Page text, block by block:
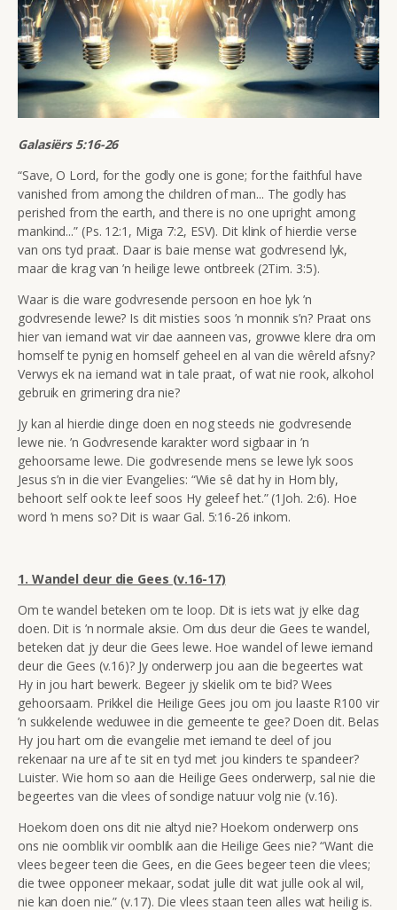
Galasiërs 5:16-26
“Save, O Lord, for the godly one is gone; for the faithful have
vanished from among the children of man... The godly has
perished from the earth, and there is no one upright among
mankind...” (Ps. 12:1, Miga 7:2, ESV). Dit klink of hierdie verse
van ons tyd praat. Daar is baie mense wat godvresend lyk,
maar die krag van ’n heilige lewe ontbreek (2Tim. 3:5).
Waar is die ware godvresende persoon en hoe lyk ’n
godvresende lewe? Is dit misties soos ’n monnik s’n? Praat ons
hier van iemand wat vir dae aanneen vas, growwe klere dra om
homself te pynig en homself geheel en al van die wêreld afsny?
Verwys ek na iemand wat in tale praat, of wat nie rook, alkohol
gebruik en grimering dra nie?
Jy kan al hierdie dinge doen en nog steeds nie godvresende
lewe nie. ’n Godvresende karakter word sigbaar in ’n
gehoorsame lewe. Die godvresende mens se lewe lyk soos
Jesus s’n in die vier Evangelies: “Wie sê dat hy in Hom bly,
behoort self ook te leef soos Hy geleef het.”(1Joh. 2:6). Hoe
word ’n mens so? Dit is waar Gal. 5:16-26 inkom.
1. Wandel deur die Gees (v.16-17)
Om te wandel beteken om te loop. Dit is iets wat jy elke dag
doen. Dit is ’n normale aksie. Om dus deur die Gees te wandel,
beteken dat jy deur die Gees lewe. Hoe wandel of lewe iemand
deur die Gees (v.16)? Jy onderwerp jou aan die begeertes wat
Hy in jou hart bewerk. Begeer jy skielik om te bid? Wees
gehoorsaam. Prikkel die Heilige Gees jou om jou laaste R100 vir
’n sukkelende weduwee in die gemeente te gee? Doen dit. Belas
Hy jou hart om die evangelie met iemand te deel of jou
rekenaar na ure af te sit en tyd met jou kinders te spandeer?
Luister. Wie hom so aan die Heilige Gees onderwerp, sal nie die
begeertes van die vlees of sondige natuur volg nie (v.16).
Hoekom doen ons dit nie altyd nie? Hoekom onderwerp ons
ons nie oomblik vir oomblik aan die Heilige Gees nie?“Want die
vlees begeer teen die Gees, en die Gees begeer teen die vlees;
die twee opponeer mekaar, sodat julle dit wat julle ook al wil,
nie kan doen nie.” (v.17). Die vlees staan teen alles wat heilig is.